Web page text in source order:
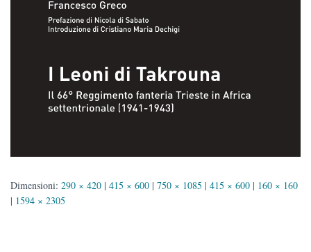
Dimensioni: 290 × 420 | 415 × 600 | 750 × 1085 | 415 × 600 | 160 × 160
| 1594 × 2305